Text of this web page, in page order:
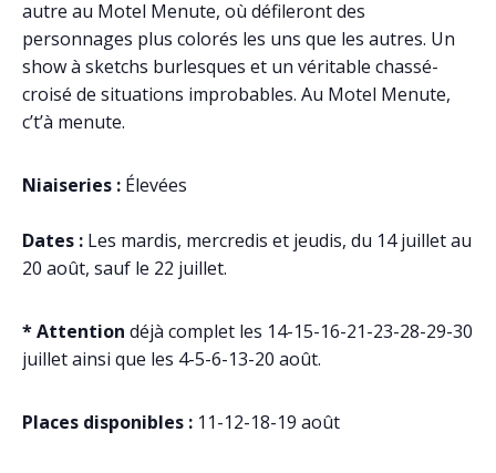
autre au Motel Menute, où défileront des
personnages plus colorés les uns que les autres. Un
show à sketchs burlesques et un véritable chassé-
croisé de situations improbables. Au Motel Menute,
c’t’à menute.
Niaiseries : Élevées
Dates : Les mardis, mercredis et jeudis, du 14 juillet au
20 août, sauf le 22 juillet.
* Attention déjà complet les 14-15-16-21-23-28-29-30
juillet ainsi que les 4-5-6-13-20 août.
Places disponibles : 11-12-18-19 août